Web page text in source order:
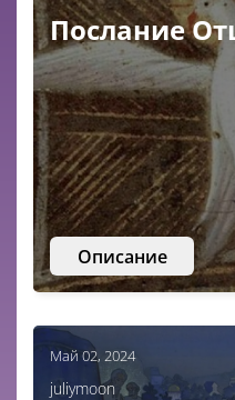
Послание
Описание
Май 02, 2024
juliymoon